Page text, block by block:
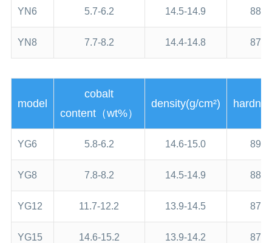
YN6 5.7-6.2 14.5-14.9
YN8 7.7-8.2 14.4-14.8
model
cobalt
content（wt%）
density(g/cm²)
YG6 5.8-6.2 14.6-15.0
YG8 7.8-8.2 14.5-14.9
YG12 11.7-12.2 13.9-14.5
YG15 14.6-15.2 13.9-14.2